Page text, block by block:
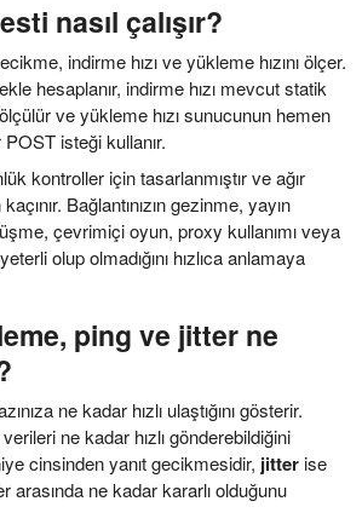
nasıl çalışır?
indirme hızı ve yükleme hızını ölçer.
hesaplanır, indirme hızı mevcut statik
ve yükleme hızı sunucunun hemen
isteği kullanır.
kontroller için tasarlanmıştır ve ağır
Bağlantınızın gezinme, yayın
çevrimiçi oyun, proxy kullanımı veya
olup olmadığını hızlıca anlamaya
ping ve jitter ne
ne kadar hızlı ulaştığını gösterir.
verileri ne kadar hızlı gönderebildiğini
cinsinden yanıt gecikmesidir, jitterise
arasında ne kadar kararlı olduğunu